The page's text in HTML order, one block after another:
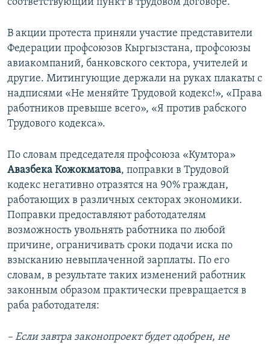
соответствующий пункт в трудовом договоре.
В акции протеста приняли участие представители
Федерации профсоюзов Кыргызстана, профсоюзы
авиакомпаний, банковского сектора, учителей и
другие. Митингующие держали на руках плакаты с
надписями «Не меняйте Трудовой кодекс!», «Права
работников превыше всего», «Я против рабского
Трудового кодекса».
По словам председателя профсоюза «Кумтора»
Авазбека Кожокматова, поправки в Трудовой
кодекс негативно отразятся на 90% граждан,
работающих в различных секторах экономики.
Поправки предоставляют работодателям
возможность увольнять работника по любой
причине, ограничивать сроки подачи иска по
взысканию невыплаченной зарплаты. По его
словам, в результате таких изменений работник
законным образом практически превращается в
раба работодателя:
– Если завтра законопроект будет одобрен, не